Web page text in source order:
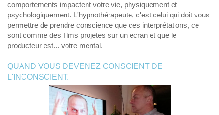
comportements impactent votre vie, physiquement et
psychologiquement. L'hypnothérapeute, c'est celui qui doit vous
permettre de prendre conscience que ces interprétations, ce
sont comme des films projetés sur un écran et que le
producteur est... votre mental.
QUAND VOUS DEVENEZ CONSCIENT DE
L'INCONSCIENT.